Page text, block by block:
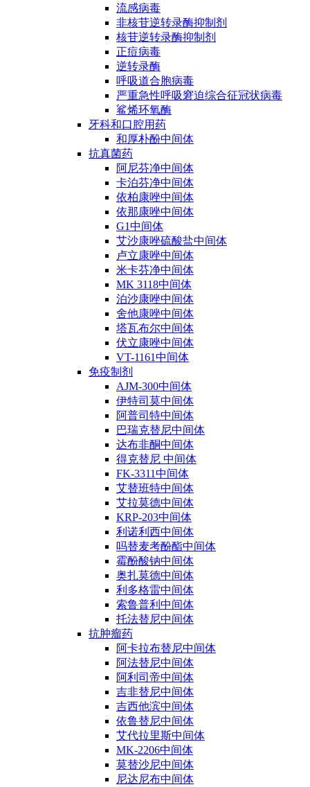
流感病毒
非核苷逆转录酶抑制剂
核苷逆转录酶抑制剂
正痘病毒
逆转录酶
呼吸道合胞病毒
严重急性呼吸窘迫综合征冠状病毒
鲨烯环氧酶
牙科和口腔用药
和厚朴酚中间体
抗真菌药
阿尼芬净中间体
卡泊芬净中间体
依柏康唑中间体
依那康唑中间体
G1中间体
艾沙康唑硫酸盐中间体
卢立康唑中间体
米卡芬净中间体
MK 3118中间体
泊沙康唑中间体
舍他康唑中间体
塔瓦布尔中间体
伏立康唑中间体
VT-1161中间体
免疫制剂
AJM-300中间体
伊特司莫中间体
阿普司特中间体
巴瑞克替尼中间体
达布非酮中间体
得克替尼 中间体
FK-3311中间体
艾替班特中间体
艾拉莫德中间体
KRP-203中间体
利诺利西中间体
吗替麦考酚酯中间体
霉酚酸钠中间体
奥扎莫德中间体
利多格雷中间体
索鲁普利中间体
托法替尼中间体
抗肿瘤药
阿卡拉布替尼中间体
阿法替尼中间体
阿利司帝中间体
吉非替尼中间体
吉西他滨中间体
依鲁替尼中间体
艾代拉里斯中间体
MK-2206中间体
莫替沙尼中间体
尼达尼布中间体